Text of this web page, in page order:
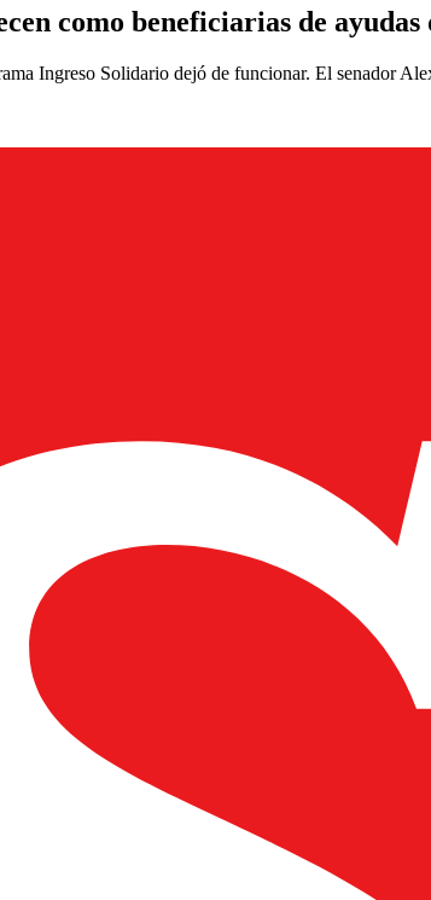
como beneficiarias de
Ingreso Solidario dejó de funcionar. El senador